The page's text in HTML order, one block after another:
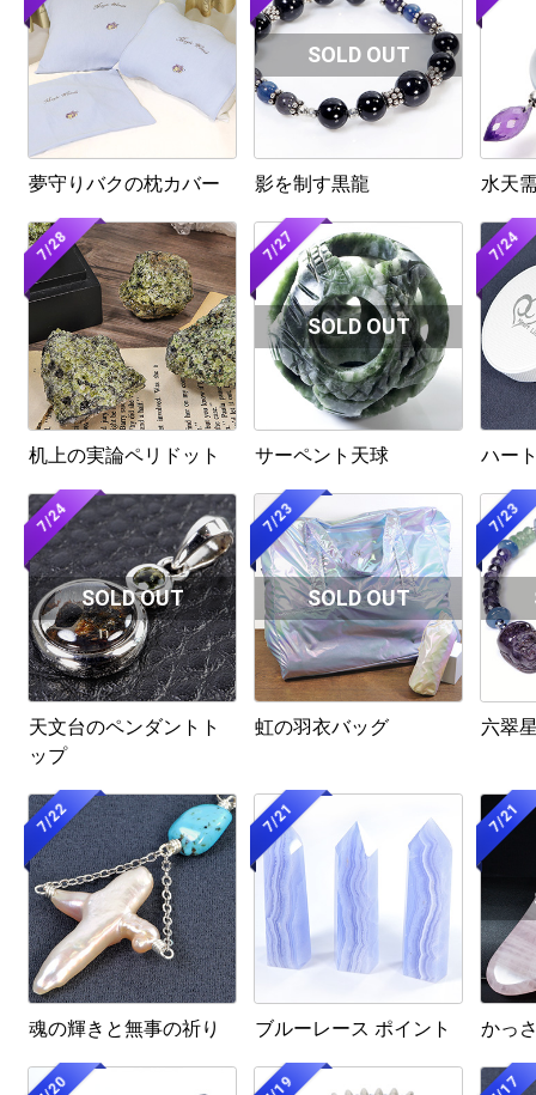
夢守りバクの枕カバー 影を制す黒龍 水天
机上の実論ペリドット
7/28
サーペント天球
7/27
ハー
7/24
天文台のペンダントト
ップ
7/24
虹の羽衣バッグ
7/23
六翠
7/23
魂の輝きと無事の祈り
7/22
ブルーレース ポイント
7/21
かっ
7/21